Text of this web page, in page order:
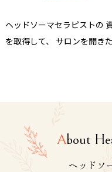
ヘッドソーマセラピストの
を取得して、
サロンを開き
About
ヘッドソ